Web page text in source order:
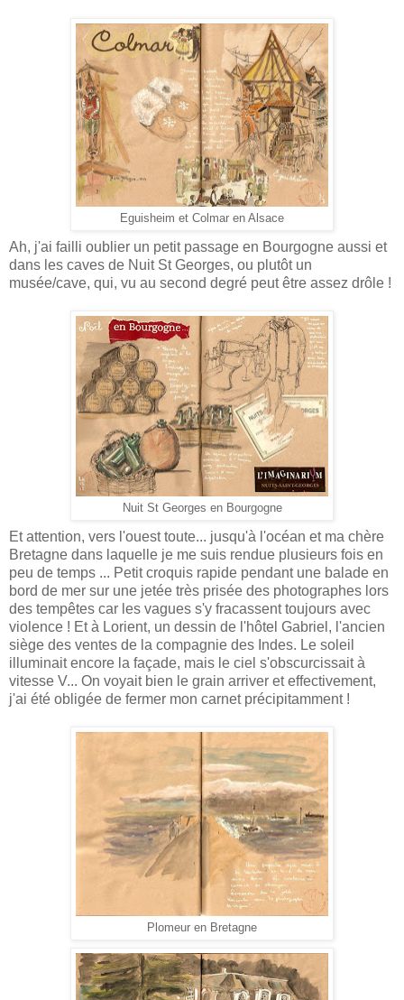
Eguisheim et Colmar en Alsace
Ah, j'ai failli oublier un petit passage en Bourgogne aussi et
dans les caves de Nuit St Georges, ou plutôt un
musée/cave, qui, vu au second degré peut être assez drôle !
Nuit St Georges en Bourgogne
Et attention, vers l'ouest toute... jusqu'à l'océan et ma chère
Bretagne dans laquelle je me suis rendue plusieurs fois en
peu de temps ... Petit croquis rapide pendant une balade en
bord de mer sur une jetée très prisée des photographes lors
des tempêtes car les vagues s'y fracassent toujours avec
violence ! Et à Lorient, un dessin de l'hôtel Gabriel, l'ancien
siège des ventes de la compagnie des Indes. Le soleil
illuminait encore la façade, mais le ciel s'obscurcissait à
vitesse V... On voyait bien le grain arriver et effectivement,
j'ai été obligée de fermer mon carnet précipitamment !
Plomeur en Bretagne